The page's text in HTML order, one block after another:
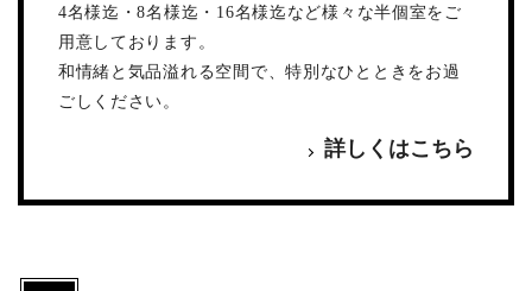
4名様迄・8名様迄・16名様迄など様々な半個室をご
用意しております。
和情緒と気品溢れる空間で、特別なひとときをお過
ごしください。
詳しくはこちら